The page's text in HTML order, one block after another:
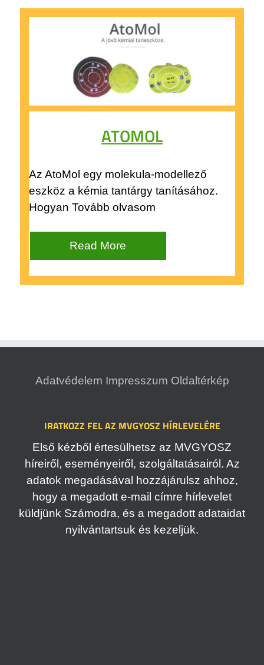
ATOMOL
Az AtoMol egy molekula-modellező
eszköz a kémia tantárgy tanításához.
Hogyan Tovább olvasom
Read More
Adatvédelem Impresszum Oldaltérkép
IRATKOZZ FEL AZ MVGYOSZ HÍRLEVELÉRE
Első kézből értesülhetsz az MVGYOSZ
híreiről, eseményeiről, szolgáltatásairól. Az
adatok megadásával hozzájárulsz ahhoz,
hogy a megadott e-mail címre hírlevelet
küldjünk Számodra, és a megadott adataidat
nyilvántartsuk és kezeljük.